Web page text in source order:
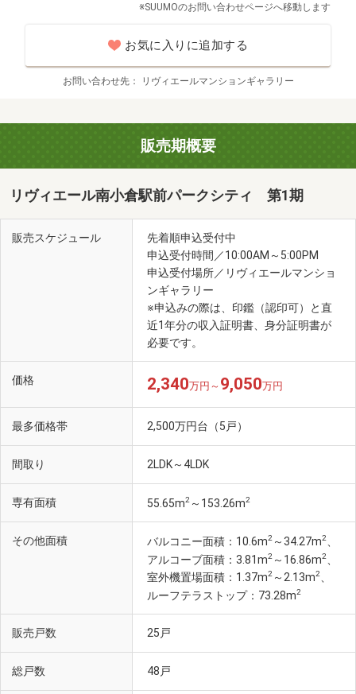
※SUUMOのお問い合わせページへ移動します
お気に入りに追加する
お問い合わせ先 リヴィエールマンションギャラリー
販売期概要
リヴィエール南小倉駅前パークシティ 第1期
販売スケジュール
先着順申込受付中
申込受付時間／10:00AM～5:00PM
申込受付場所／リヴィエールマンショ
ンギャラリー
※申込みの際は、印鑑（認印可）と直
近1年分の収入証明書、身分証明書が
必要です。
価格 2,340万円～ 9,050万円
最多価格帯 2,500万円台（5戸）
間取り 2LDK～4LDK
専有面積 55.65m2 ～153.26m2
その他面積 バルコニー面積：10.6m2 ～34.27m2
アルコーブ面積：3.81m2 ～16.86m2
室外機置場面積：1.37m2 ～2.13m2
ルーフテラストップ：73.28m2
販売戸数 25戸
総戸数 48戸